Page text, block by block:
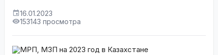
16.01.2023
153143 просмотра